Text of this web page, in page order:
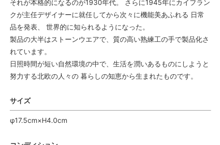
それが本格的になるのが1930年代。 さらに1945年にカイフラン
クが主任デザイナーに就任してから次々に機能美あふれる 日常
品を発表、 世界的に知られるようになった。
製品の大半はストーンウエアで、質の高い熟練工の手で製品化さ
れています。
日照時間が短い自然環境の中で、生活を潤いあるものにしようと
努力する北欧の人々の 暮らしの知恵から生まれたものです。
サイズ
φ17.5cm×H4.0cm